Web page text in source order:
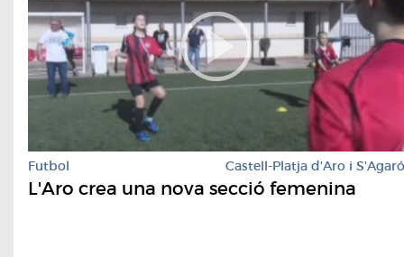
Futbol Castell-Platja d'Aro i S'Agaró
L'Aro crea una nova secció femenina